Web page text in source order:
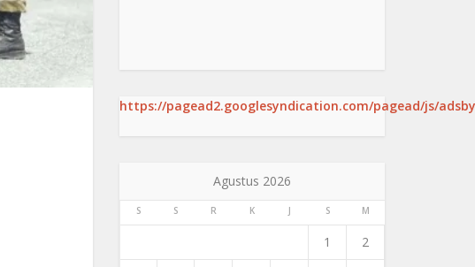
https://pagead2.googlesyndication.com/pagead/js/
Agustus 2026
S S R K J S M
1 2